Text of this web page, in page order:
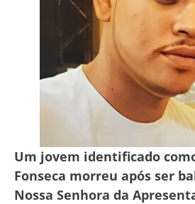
Um jovem identificado
Fonseca morreu após ser
Nossa Senhora da